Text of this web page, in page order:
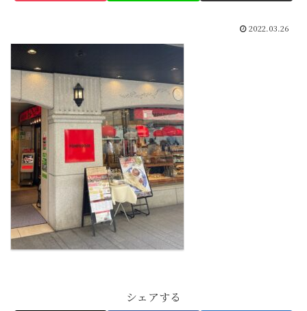
2022.03.26
シェアする